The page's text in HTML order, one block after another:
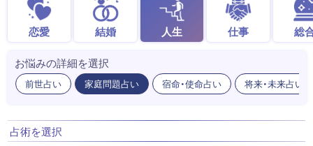
恋愛 結婚 人生 仕事 総
お悩みの詳細を選択
前世占い 家庭問題占い 宿命・使命占い 将来・未来占い
占術を選択